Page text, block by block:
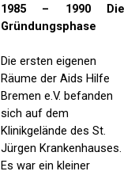
1985 – 1990 Die
Gründungsphase
Die ersten eigenen
Räume der Aids Hilfe
Bremen e.V. befanden
sich auf dem
Klinikgelände des St.
Jürgen Krankenhauses.
Es war ein kleiner